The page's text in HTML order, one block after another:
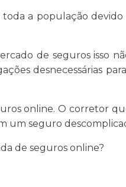
toda a população
de seguros isso
desnecessárias
online. O corretor
um seguro
de seguros online?